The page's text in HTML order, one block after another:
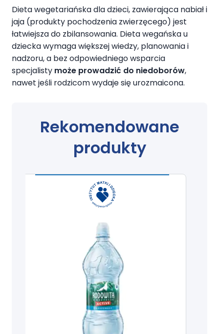
Dieta wegetariańska dla dzieci, zawierająca nabiał i
jaja (produkty pochodzenia zwierzęcego) jest
łatwiejsza do zbilansowania. Dieta wegańska u
dziecka wymaga większej wiedzy, planowania i
nadzoru, a bez odpowiedniego wsparcia
specjalisty może prowadzić do niedoborów,
nawet jeśli rodzicom wydaje się urozmaicona.
Rekomendowane
produkty